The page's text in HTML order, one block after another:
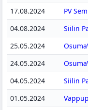
17.08.2024
PV
04.08.2024
Siilin
25.05.2024
24.05.2024
04.05.2024
Siilin
01.05.2024